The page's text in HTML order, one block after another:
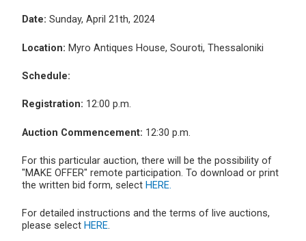
Date: Sunday, April 21th, 2024
Location: Myro Antiques House, Souroti, Thessaloniki
Schedule:
Registration: 12:00 p.m.
Auction Commencement: 12:30 p.m.
For this particular auction, there will be the possibility of
"MAKE OFFER" remote participation. To download or print
the written bid form, select HERE.
For detailed instructions and the terms of live auctions,
please select HERE.